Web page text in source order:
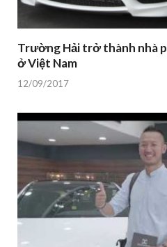
Trường Hải trở thành nhà
ở Việt Nam
12/09/2017